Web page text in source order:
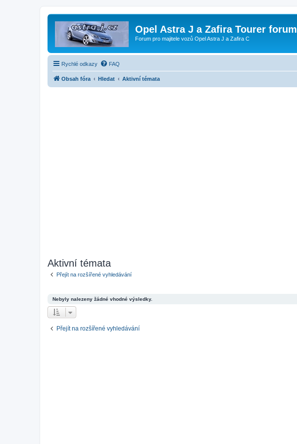
Opel Astra J a Zafira Tourer forum
Forum pro majitele vozů Opel Astra J a Zafira C
Rychlé odkazy FAQ
Obsah fóra Hledat Aktivní témata
Aktivní témata
Přejít na rozšířené vyhledávání
Nebyly nalezeny žádné vhodné výsledky.
Přejít na rozšířené vyhledávání